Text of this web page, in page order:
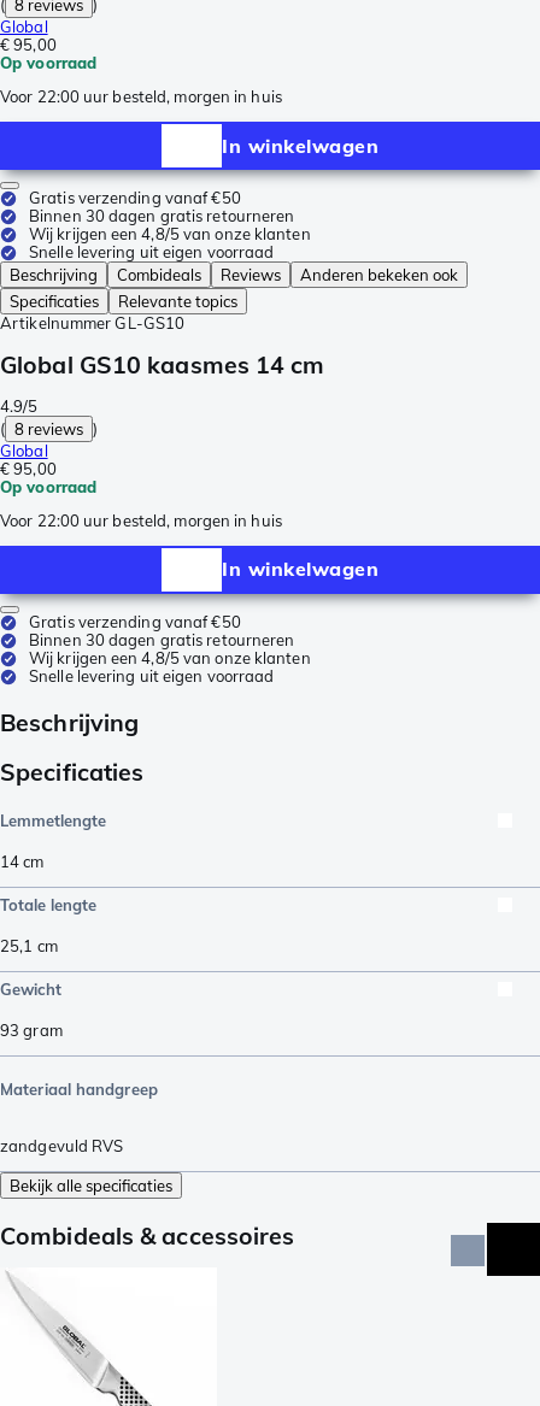
( 8 reviews )
Global
€ 95,00
Op voorraad
Voor 22:00 uur besteld, morgen in huis
In winkelwagen
Gratis verzending vanaf €50
Binnen 30 dagen gratis retourneren
Wij krijgen een 4,8/5 van onze klanten
Snelle levering uit eigen voorraad
Beschrijving
Combideals Reviews
Anderen bekeken ook
Specificaties
Relevante topics
Artikelnummer GL-GS10
Global GS10 kaasmes 14 cm
4.9/5
( 8 reviews )
Global
€ 95,00
Op voorraad
Voor 22:00 uur besteld, morgen in huis
In winkelwagen
Gratis verzending vanaf €50
Binnen 30 dagen gratis retourneren
Wij krijgen een 4,8/5 van onze klanten
Snelle levering uit eigen voorraad
Beschrijving
Specificaties
Lemmetlengte
14cm
Totale lengte
25,1 cm
Gewicht
93 gram
Materiaal handgreep
zandgevuld RVS
Bekijk alle specificaties
Combideals & accessoires